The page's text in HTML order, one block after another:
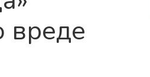
вреде